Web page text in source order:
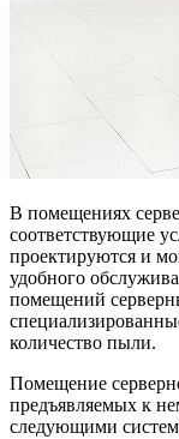
В помещениях
соответствующие
проектируются и
удобного
помещений
количество пыли.
Помещение
предъявляемых к
следующими